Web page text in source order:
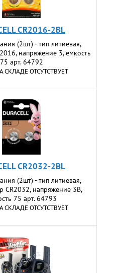
CR2016-2BL
(2шт) - тип литиевая,
напряжение 3, емкость
75 арт. 64792
СКЛАДЕ ОТСУТСТВУЕТ
CR2032-2BL
(2шт) - тип литиевая,
CR2032, напряжение 3В,
75 арт. 64793
СКЛАДЕ ОТСУТСТВУЕТ